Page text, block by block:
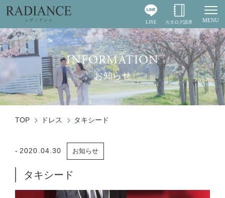
MENU
LINE カタログ請求
INFORMATION
お知らせ
TOP ドレス タキシード
2020.04.30 お知らせ
タキシード